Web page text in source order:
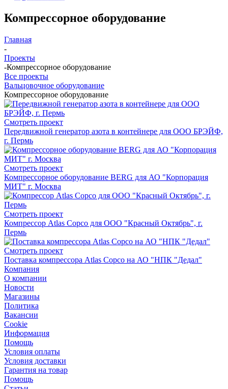
Компрессорное оборудование
Главная
-
Проекты
-Компрессорное оборудование
Все проекты
Вальцовочное оборудование
Компрессорное оборудование
Смотреть проект
Передвижной генератор азота в контейнере для ООО БРЭЙФ,
г. Пермь
Смотреть проект
Компрессорное оборудование BERG для АО "Корпорация
МИТ" г. Москва
Смотреть проект
Компрессор Atlas Copco для ООО "Красный Октябрь", г.
Пермь
Смотреть проект
Поставка компрессора Atlas Copco на АО "НПК "Дедал"
Компания
О компании
Новости
Магазины
Политика
Вакансии
Сookie
Информация
Помощь
Условия оплаты
Условия доставки
Гарантия на товар
Помощь